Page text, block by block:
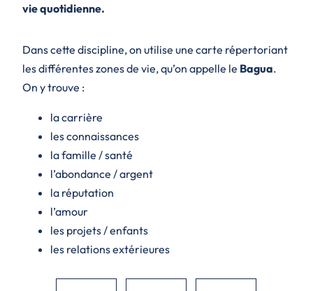
vie quotidienne.
Dans cette discipline, on utilise une carte répertoriant
les différentes zones de vie, qu’on appelle le Bagua.
On y trouve :
la carrière
les connaissances
la famille / santé
l’abondance / argent
la réputation
l’amour
les projets / enfants
les relations extérieures